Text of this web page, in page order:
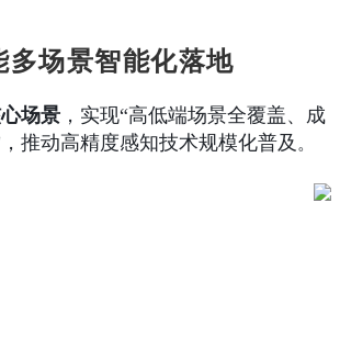
多场景智能化落地
场景 ，实现“高低端场景全覆盖、成
推动高精度感知技术规模化普及 。